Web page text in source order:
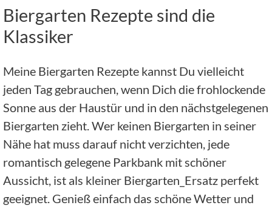
Biergarten Rezepte sind die
Klassiker
Meine Biergarten Rezepte kannst Du vielleicht
jeden Tag gebrauchen, wenn Dich die frohlockende
Sonne aus der Haustür und in den nächstgelegenen
Biergarten zieht. Wer keinen Biergarten in seiner
Nähe hat muss darauf nicht verzichten, jede
romantisch gelegene Parkbank mit schöner
Aussicht, ist als kleiner Biergarten_Ersatz perfekt
geeignet. Genieß einfach das schöne Wetter und